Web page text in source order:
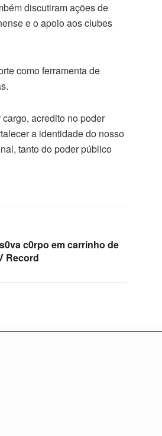
discutiram ações de
e o apoio aos clubes
como ferramenta de
acredito no poder
a identidade do nosso
tanto do poder público
c0rpo em carrinho de
Record